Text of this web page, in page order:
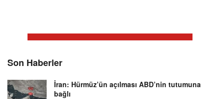
Son Haberler
İran: Hürmüz’ün açılması ABD’nin tutumuna
bağlı